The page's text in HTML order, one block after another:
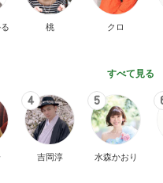
桃 クロ
すべて見る
4
吉岡淳
5
水森かおり